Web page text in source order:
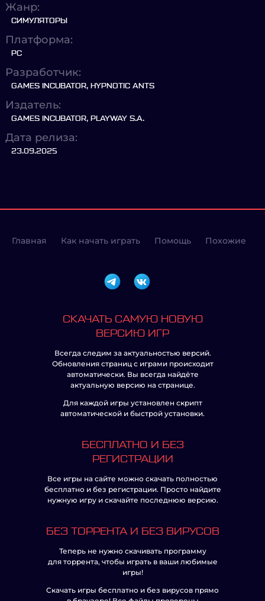
Жанр:
СИМУЛЯТОРЫ
Платформа:
PC
Разработчик:
GAMES INCUBATOR, HYPNOTIC ANTS
Издатель:
GAMES INCUBATOR, PLAYWAY S.A.
Дата релиза:
23.09.2025
Главная Как начать играть Помощь Похожие
СКАЧАТЬ САМУЮ НОВУЮ
ВЕРСИЮ ИГР
Всегда следим за актуальностью версий.
Обновления страниц с играми происходит
автоматически. Вы всегда найдёте
актуальную версию на странице.
Для каждой игры установлен скрипт
автоматической и быстрой установки.
БЕСПЛАТНО И БЕЗ
РЕГИСТРАЦИИ
Все игры на сайте можно скачать полностью
бесплатно и без регистрации. Просто найдите
нужную игру и скачайте последнюю версию.
БЕЗ ТОРРЕНТА И БЕЗ ВИРУСОВ
Теперь не нужно скачивать программу
для торрента, чтобы играть в ваши любимые
игры!
Скачать игры бесплатно и без вирусов прямо